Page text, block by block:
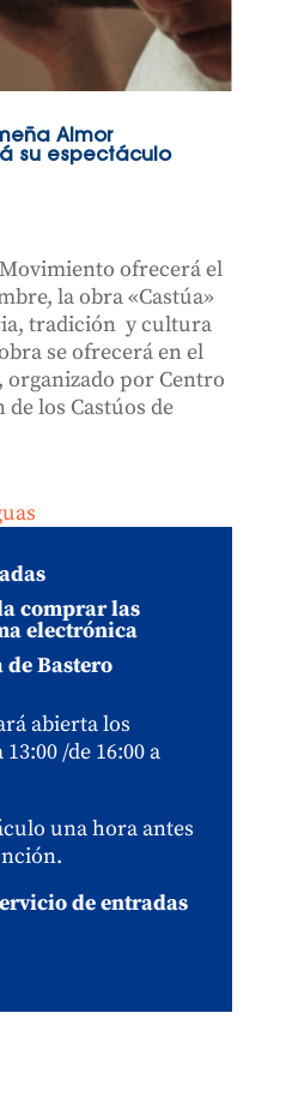
Almor
su espectáculo
ofrecerá el
la obra «Castúa»
tradición y cultura
se ofrecerá en el
organizado por Centro
los Castúos de
comprar las
electrónica
Bastero
abierta los
/de 16:00 a
una hora antes
de entradas